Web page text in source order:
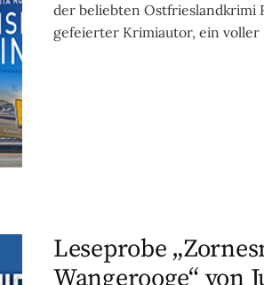
der beliebten Ostfrieslandkrimi
gefeierter Krimiautor, ein voller
Leseprobe
Wangerooge“ von